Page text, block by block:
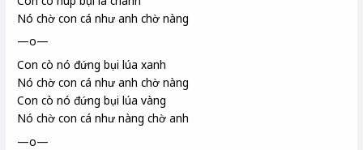
Nó chờ con cá như anh chờ nàng
—o—
Con cò nó đứng bụi lúa xanh
Nó chờ con cá như anh chờ nàng
Con cò nó đứng bụi lúa vàng
Nó chờ con cá như nàng chờ anh
—o—